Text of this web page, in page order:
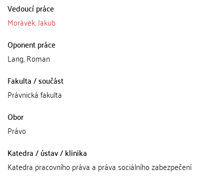
Vedoucí práce
Morávek, Jakub
Oponent práce
Lang, Roman
Fakulta / součást
Právnická fakulta
Obor
Právo
Katedra / ústav / klinika
Katedra pracovního práva a práva sociálního zabezpečení